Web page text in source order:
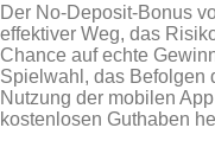
Der No‑Deposit‑Bonus
effektiver Weg, das
Chance auf echte
Spielwahl, das Befolgen
Nutzung der mobilen
kostenlosen Guthaben